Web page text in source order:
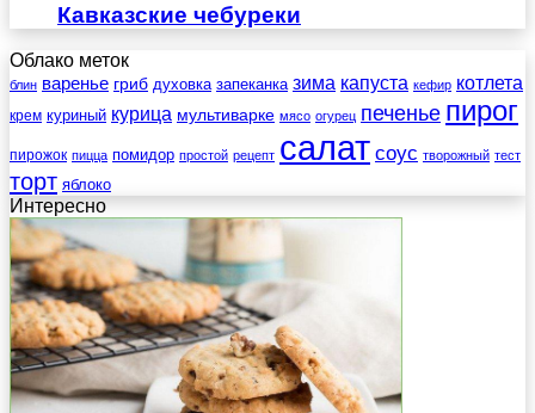
Кавказские чебуреки
Облако меток
блин варенье гриб духовка запеканка зима капуста кефир котлета
крем куриный курица мультиварке мясо огурец печенье пирог
пирожок пицца помидор простой рецепт салат соус творожный тест
торт яблоко
Интересно